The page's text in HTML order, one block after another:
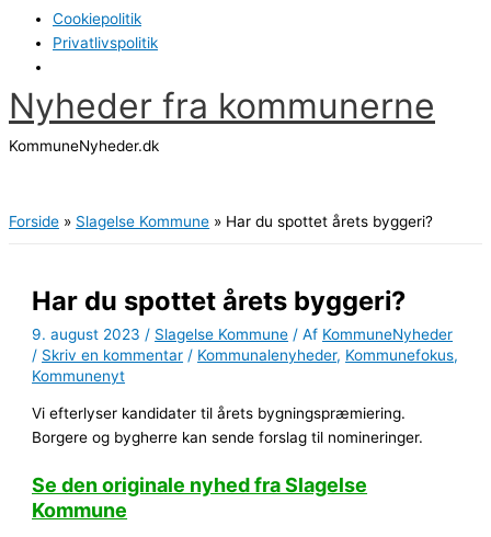
Cookiepolitik
Privatlivspolitik
Gå
til
indholdet
Nyheder fra kommunerne
KommuneNyheder.dk
Forside
Slagelse Kommune Har du spottet årets byggeri?
Har du spottet årets byggeri?
9. august 2023 / Slagelse Kommune / Af KommuneNyheder
/ Skriv en kommentar / Kommunalenyheder, Kommunefokus,
Kommunenyt
Vi efterlyser kandidater til årets bygningspræmiering.
Borgere og bygherre kan sende forslag til nomineringer.
Se den originale nyhed fra Slagelse
Kommune